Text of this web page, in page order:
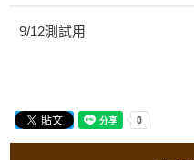
9/12測試用